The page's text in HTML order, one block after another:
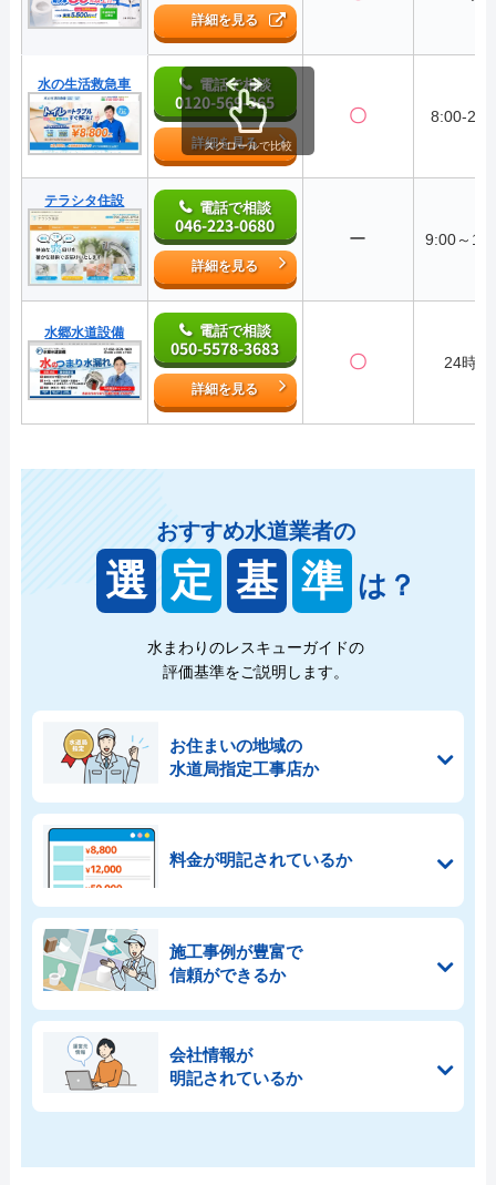
詳細を見る
水の生活救急車 電話で相談
0120-569-365
詳細を見る
〇 8:00-
テラシタ住設 電話で相談
046-223-0680
詳細を見る
ー 9:00～
水郷水道設備 電話で相談
050-5578-3683
詳細を見る
〇 24時間
スクロールで比較
おすすめ水道業者の
選 定 基 準 は？
水まわりのレスキューガイドの
評価基準をご説明します。
お住まいの地域の
水道局指定工事店か
料金が明記されているか
施工事例が豊富で
信頼ができるか
会社情報が
明記されているか